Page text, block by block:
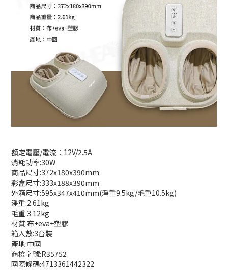
額定電壓/電流：12V/2.5A
消耗功率:30W
商品尺寸:372x180x390mm
彩盒尺寸:333x188x390mm
外箱尺寸:595x347x410mm(淨重9.5kg/毛重10.5kg)
淨重:2.61kg
毛重:3.12kg
材質:布+eva+塑膠
箱入數:3台裝
產地:中國
商檢字號:R35752
國際條碼:4713361442322